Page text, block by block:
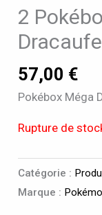
2
57,00 €
Pokébox Méga
Rupture de
Catégorie :
Marque :